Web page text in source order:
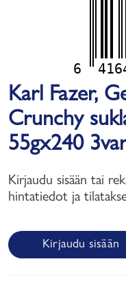
6
Karl Fazer,
Crunchy
55gx240
Kirjaudu sisään tai
hintatiedot ja
Kirjaudu sisään